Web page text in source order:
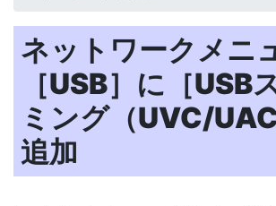
ネットワークメニ
［USB］に［USB
ミング（UVC/UAC
追加